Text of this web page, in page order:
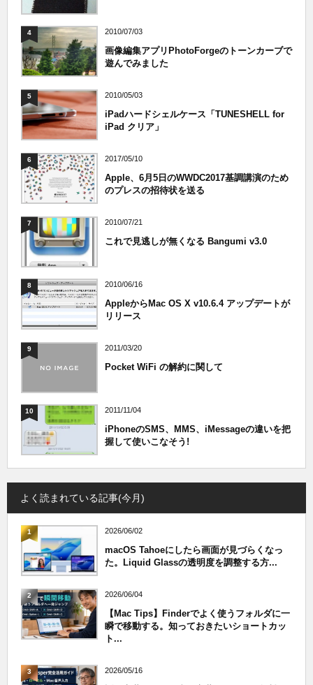
4 2010/07/03
画像編集アプリPhotoForgeのトーンカーブで
遊んでみました
5 2010/05/03
iPadハードシェルケース「TUNESHELL for
iPad クリア」
6 2017/05/10
Apple、6月5日のWWDC2017基調講演のため
のプレスの招待状を送る
7 2010/07/21
これで見逃しが無くなる Bangumi v3.0
8 2010/06/16
AppleからMac OS X v10.6.4 アップデートが
リリース
9 2011/03/20
Pocket WiFi の解約に関して
10 2011/11/04
iPhoneのSMS、MMS、iMessageの違いを把
握して使いこなそう!
よく読まれている記事(今月)
1 2026/06/02
macOS Tahoeにしたら画面が見づらくなっ
た。Liquid Glassの透明度を調整する方...
2 2026/06/04
【Mac Tips】Finderでよく使うフォルダに一
瞬で移動する。知っておきたいショートカッ
ト...
3 2026/05/16